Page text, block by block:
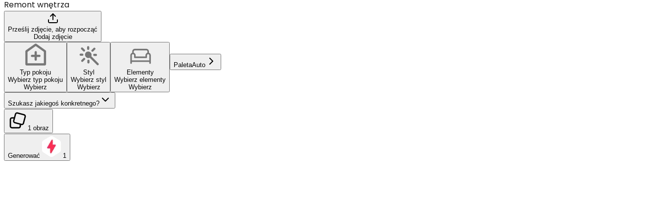
Remont wnętrza
Prześlij zdjęcie, aby rozpocząć
Dodaj zdjęcie
Typ pokoju
Wybierz typ pokoju
Wybierz
Styl
Wybierz styl
Wybierz
Elementy
Wybierz elementy
Wybierz
PaletaAuto
Szukasz jakiegoś konkretnego?
1 obraz
Generować 1